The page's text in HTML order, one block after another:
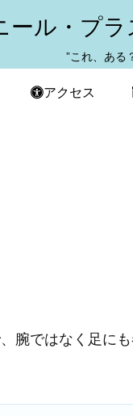
ール・プ
”これ、ある
アクセス
腕ではなく足に